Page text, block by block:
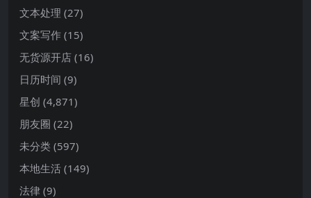
文本处理 (27)
文案写作 (15)
无货源开店 (16)
日历时间 (9)
星创 (4,871)
朋友圈 (22)
未分类 (597)
本地生活 (149)
法律 (9)